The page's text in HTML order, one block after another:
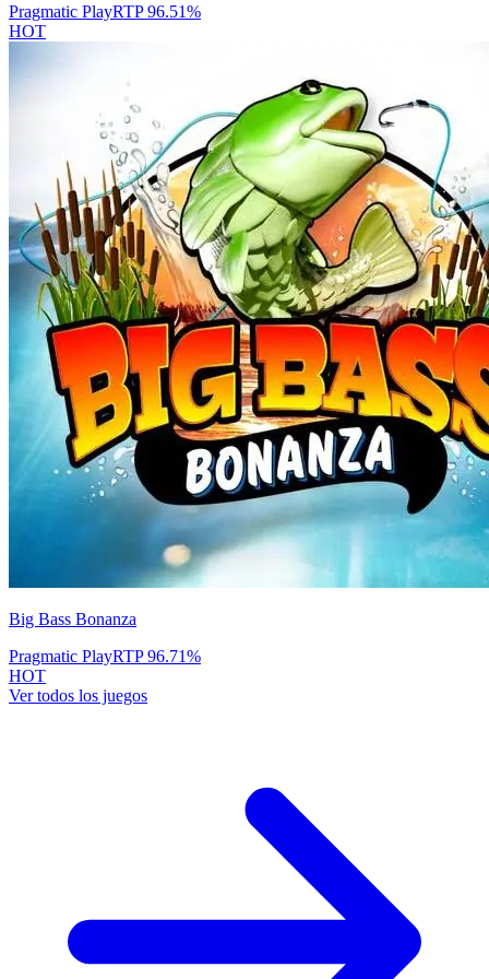
Pragmatic PlayRTP96.51%
HOT
Big Bass Bonanza
Pragmatic PlayRTP96.71%
HOT
Ver todos los juegos